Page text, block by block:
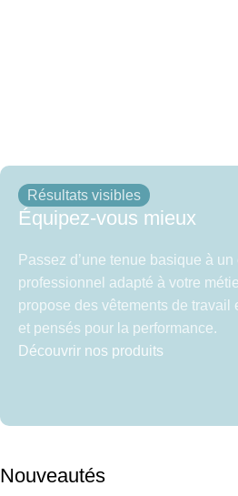
Résultats visibles
Équipez-vous mieux
Passez d’une tenue basique à
professionnel adapté à votre
propose des vêtements de travail
et pensés pour la performance.
Découvrir nos produits
Nouveautés